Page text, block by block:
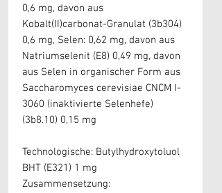
0,6 mg, davon aus
Kobalt(II)carbonat-Granulat (3b304)
0,6 mg, Selen: 0,62 mg, davon aus
Natriumselenit (E8) 0,49 mg, davon
aus Selen in organischer Form aus
Saccharomyces cerevisiae CNCM I-
3060 (inaktivierte Selenhefe)
(3b8.10) 0,15 mg
Technologische: Butylhydroxytoluol
BHT (E321) 1 mg
Zusammensetzung: